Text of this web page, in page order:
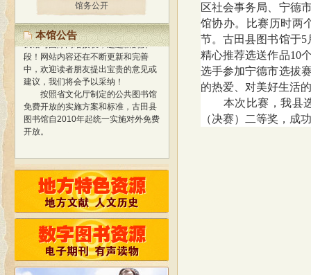
馆务公开
本馆公告
经过精心策划、设计，我馆网站
于2013年1月正式开通使用，标志着
我馆与国际网络接轨，迈进新的阶
段！网站内容还在不断更新和完善
中，欢迎读者朋友提出宝贵的意见或
建议，我们将会予以采纳！
按照省文化厅制定的公共图书馆
免费开放的实施方案和标准，古田县
图书馆自2010年起统一实施对外免费
开放。
于2013年1月正式开通使用，标志着
我馆与国际网络接轨，迈进新的阶
段！ 网站内容还在不断更新和完善
中，欢迎读者朋友提出宝贵的意见或
建议，我们将会予以采纳！
按照省文化厅制定的公共图书馆
免费开放的实施方案和标准，古田县
图书馆自2010年起统一实施对外免费
开放。
区社会事务局、宁德
馆协办。比赛历时两
节。古田县图书馆于5
精心推荐选送作品10
选手参加宁德市选拔
的热爱、对美好生活
本次比赛，我县选
（决赛）二等奖，成